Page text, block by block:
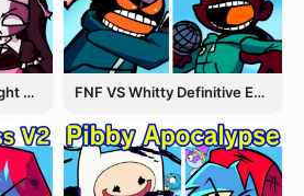
FNF Sarvente's Mid-Fight Masses FNF VS Whitty Definitive Edition